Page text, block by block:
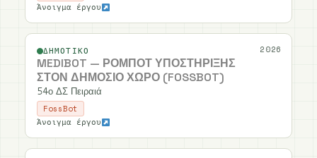
Άνοιγμα έργου
2026
ΔΗΜΟΤΙΚΌ
MEDIBOT — ΡΟΜΠΌΤ ΥΠΟΣΤΉΡΙΞΗΣ
ΣΤΟΝ ΔΗΜΌΣΙΟ ΧΏΡΟ (FOSSBOT)
54ο ΔΣ Πειραιά
FossBot
Άνοιγμα έργου